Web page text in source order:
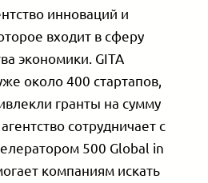
инноваций и
входит в сферу
экономики. GITA
около 400 стартапов,
гранты на сумму
сотрудничает с
500 Global in
компаниям искать